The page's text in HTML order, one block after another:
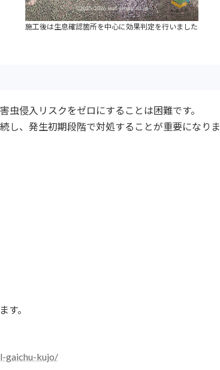
施工後は生息確認箇所を中心に効果判定を行いました
侵入リスクをゼロにすることは困難です。
し、発生初期段階で対処することが重要になりま
す。
gaichu-kujo/